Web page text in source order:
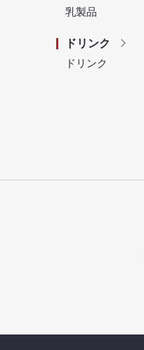
乳製品
ドリンク
ドリンク